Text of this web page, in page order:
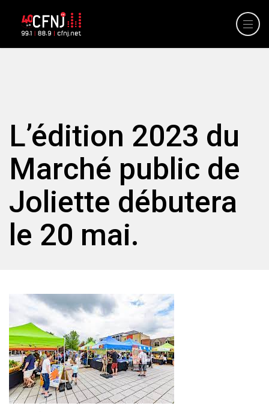
L’édition 2023 du
Marché public de
Joliette débutera
le 20 mai.